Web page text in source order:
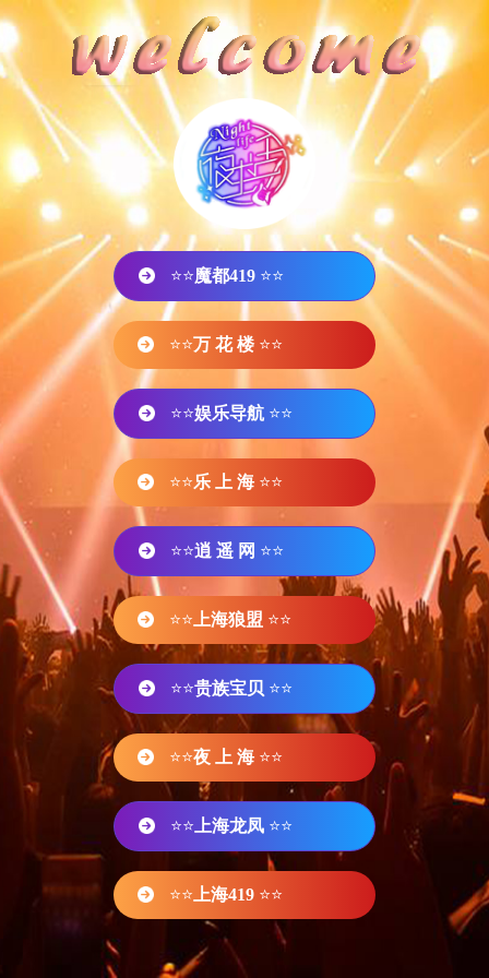
⭐⭐魔都419 ⭐⭐
⭐⭐万 花 楼 ⭐⭐
⭐⭐娱乐导航 ⭐⭐
⭐⭐乐 上 海 ⭐⭐
⭐⭐逍 遥 网 ⭐⭐
⭐⭐ 上海狼盟 ⭐⭐
⭐⭐贵族宝贝 ⭐⭐
⭐⭐夜 上 海 ⭐⭐
⭐⭐ 上海龙凤 ⭐⭐
⭐⭐ 上海419 ⭐⭐